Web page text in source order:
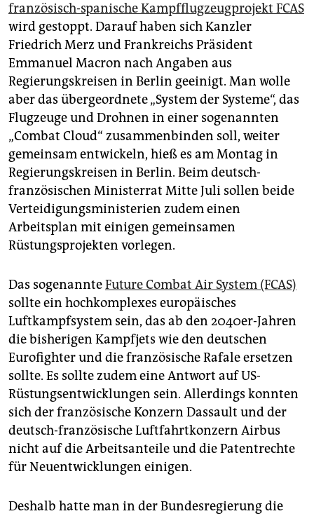
genossenschaft
epaper login
französisch-spanische Kampfflugzeugprojekt FCAS
wird gestoppt. Darauf haben sich Kanzler
Friedrich Merz und Frankreichs Präsident
Emmanuel Macron nach Angaben aus
Regierungskreisen in Berlin geeinigt. Man wolle
aber das übergeordnete „System der Systeme“, das
Flugzeuge und Drohnen in einer sogenannten
„Combat Cloud“ zusammenbinden soll, weiter
gemeinsam entwickeln, hieß es am Montag in
Regierungskreisen in Berlin. Beim deutsch-
französischen Ministerrat Mitte Juli sollen beide
Verteidigungsministerien zudem einen
Arbeitsplan mit einigen gemeinsamen
Rüstungsprojekten ‌vorlegen.
Das sogenannteFuture Combat Air System (FCAS)
sollte ein hochkomplexes europäisches
Luftkampfsystem sein, das ab den 2040er-Jahren
die bisherigen Kampfjets wie den deutschen
Eurofighter und die französische Rafale ersetzen
sollte. Es sollte zudem eine Antwort auf US-
Rüstungsentwicklungen sein. Allerdings konnten
sich der französische Konzern Dassault und der
deutsch-französische Luftfahrtkonzern Airbus
nicht auf die Arbeitsanteile und die Patentrechte
für Neuentwicklungen einigen.
Deshalb hatte man in der Bundesregierung die